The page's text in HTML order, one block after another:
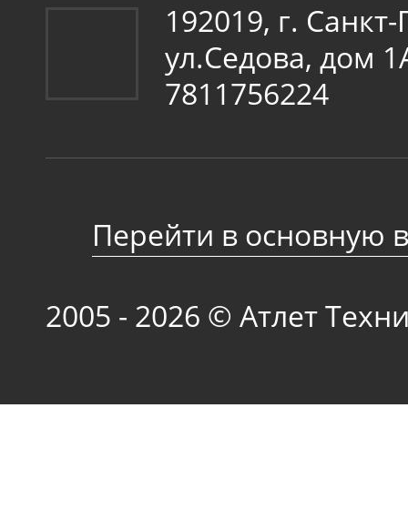
192019, г.
ул.Седова, дом
7811756224
Перейти в основную
2005 - 2026 © Атлет